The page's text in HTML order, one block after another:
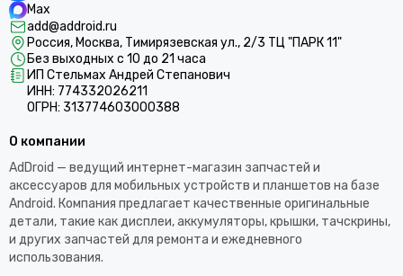
Max
add@addroid.ru
Россия, Москва, Тимирязевская ул., 2/3 ТЦ "ПАРК 11"
Без выходных с 10 до 21 часа
ИП Стельмах Андрей Степанович
ИНН: 774332026211
ОГРН: 313774603000388
О компании
AdDroid — ведущий интернет-магазин запчастей и
аксессуаров для мобильных устройств и планшетов на базе
Android. Компания предлагает качественные оригинальные
детали, такие как дисплеи, аккумуляторы, крышки, тачскрины,
и других запчастей для ремонта и ежедневного
использования.​